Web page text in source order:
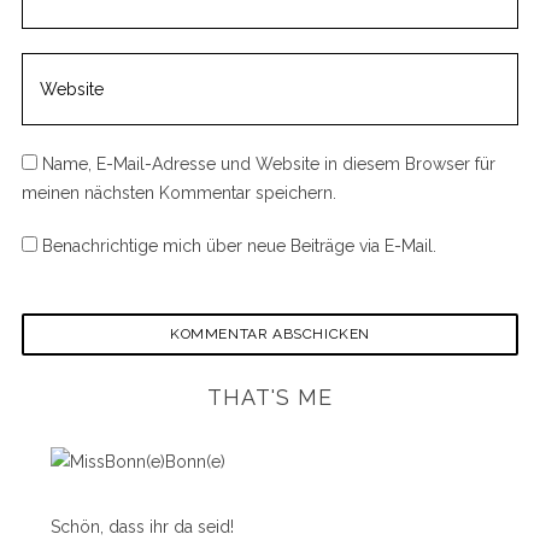
Name, E-Mail-Adresse und Website in diesem Browser für
meinen nächsten Kommentar speichern.
Benachrichtige mich über neue Beiträge via E-Mail.
THAT'S ME
Schön, dass ihr da seid!